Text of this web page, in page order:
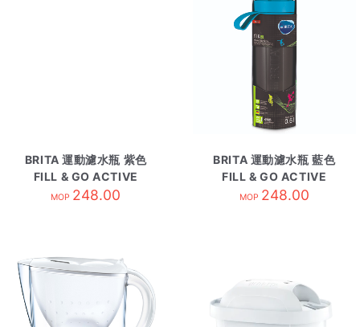
BRITA 運動濾水瓶 紫色
FILL & GO ACTIVE
MOP 248.00
BRITA 運動濾水瓶 藍色
FILL & GO ACTIVE
MOP 248.00